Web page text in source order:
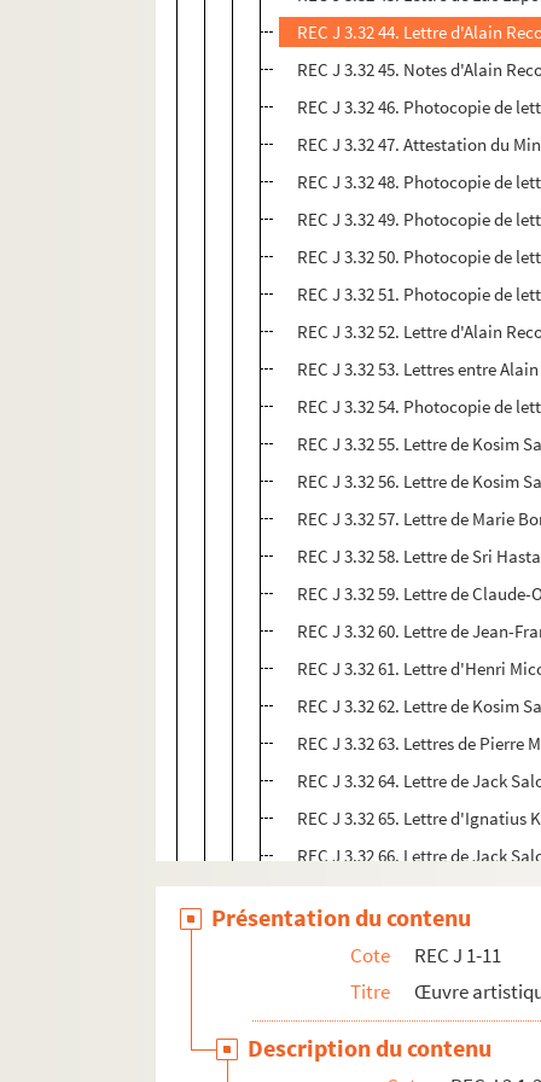
REC J 3.32 44. Lettre d'Alain
REC J 3.32 45. Notes d'Alain
REC J 3.32 46. Photocopie de
REC J 3.32 47. Attestation du
REC J 3.32 48. Photocopie de
REC J 3.32 49. Photocopie de
REC J 3.32 50. Photocopie de
REC J 3.32 51. Photocopie de
REC J 3.32 52. Lettre d'Alain
REC J 3.32 53. Lettres entre
REC J 3.32 54. Photocopie de
REC J 3.32 55. Lettre de Kosim
REC J 3.32 56. Lettre de Kosim
REC J 3.32 57. Lettre de Marie
REC J 3.32 58. Lettre de Sri
REC J 3.32 59. Lettre de
REC J 3.32 60. Lettre de Jean-
REC J 3.32 61. Lettre d'Henri
REC J 3.32 62. Lettre de Kosim
REC J 3.32 63. Lettres de Pierre
REC J 3.32 64. Lettre de Jack
REC J 3.32 65. Lettre
REC J 3.32 66. Lettre de Jack
REC J 3.32 68. Lettre de
REC J 3.32 69. Lettres de
REC J 3.32 70. Lettre de Jack
REC J 3.32 71. Lettres entre
Présentation du contenu
Cote
REC J 1-11
Titre
Œuvre
Description du contenu